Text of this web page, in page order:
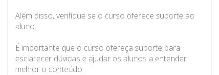
Além disso, verifique se o curso oferece suporte ao
aluno.
É importante que o curso ofereça suporte para
esclarecer dúvidas e ajudar os alunos a entender
melhor o conteúdo.